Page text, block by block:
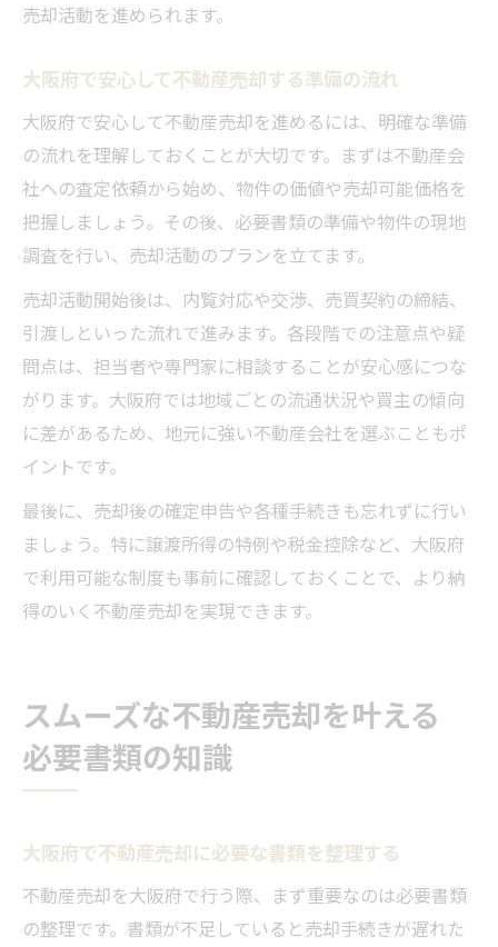
売却活動を進められます。
大阪府で安心して不動産売却する準備の流れ
大阪府で安心して不動産売却を進めるには、明確な準備
の流れを理解しておくことが大切です。まずは不動産会
社への査定依頼から始め、物件の価値や売却可能価格を
把握しましょう。その後、必要書類の準備や物件の現地
調査を行い、売却活動のプランを立てます。
売却活動開始後は、内覧対応や交渉、売買契約の締結、
引渡しといった流れで進みます。各段階での注意点や疑
問点は、担当者や専門家に相談することが安心感につな
がります。大阪府では地域ごとの流通状況や買主の傾向
に差があるため、地元に強い不動産会社を選ぶこともポ
イントです。
最後に、売却後の確定申告や各種手続きも忘れずに行い
ましょう。特に譲渡所得の特例や税金控除など、大阪府
で利用可能な制度も事前に確認しておくことで、より納
得のいく不動産売却を実現できます。
スムーズな不動産売却を叶える
必要書類の知識
大阪府で不動産売却に必要な書類を整理する
不動産売却を大阪府で行う際、まず重要なのは必要書類
の整理です。書類が不足していると売却手続きが遅れた